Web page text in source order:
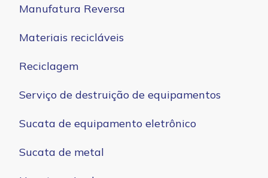
Manufatura Reversa
Materiais recicláveis
Reciclagem
Serviço de destruição de equipamentos
Sucata de equipamento eletrônico
Sucata de metal